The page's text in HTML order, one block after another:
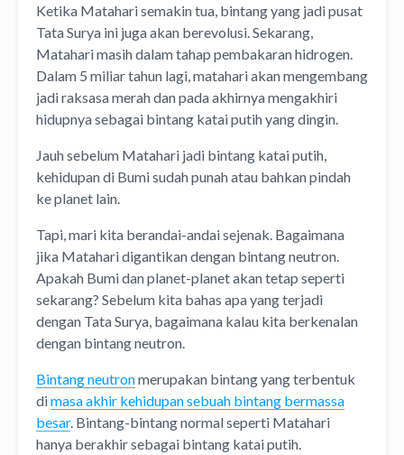
Ketika Matahari semakin tua, bintang yang jadi pusat
Tata Surya ini juga akan berevolusi. Sekarang,
Matahari masih dalam tahap pembakaran hidrogen.
Dalam 5 miliar tahun lagi, matahari akan mengembang
jadi raksasa merah dan pada akhirnya mengakhiri
hidupnya sebagai bintang katai putih yang dingin.
Jauh sebelum Matahari jadi bintang katai putih,
kehidupan di Bumi sudah punah atau bahkan pindah
ke planet lain.
Tapi, mari kita berandai-andai sejenak. Bagaimana
jika Matahari digantikan dengan bintang neutron.
Apakah Bumi dan planet-planet akan tetap seperti
sekarang? Sebelum kita bahas apa yang terjadi
dengan Tata Surya, bagaimana kalau kita berkenalan
dengan bintang neutron.
Bintang neutronmerupakan bintang yang terbentuk
dimasa akhir kehidupan sebuah bintang bermassa
besar. Bintang-bintang normal seperti Matahari
hanya berakhir sebagai bintang katai putih.